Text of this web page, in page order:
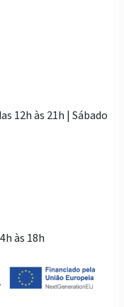
12h às 21h | Sábado
às 18h